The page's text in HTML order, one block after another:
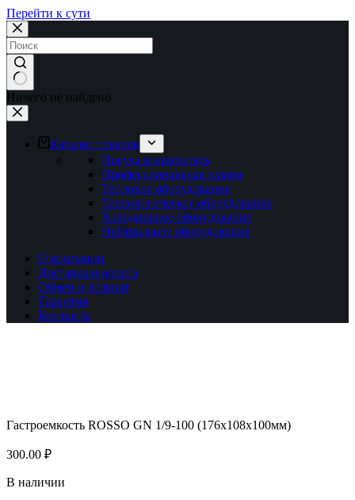
Перейти к сути
Ничего не найдено
Каталог товаров
Посуда и инвентарь
Профессиональная химия
Тепловое оборудование
Технологическое оборудование
Холодильное оборудование
Нейтральное оборудование
О компании
Доставка и оплата
Обмен и возврат
Гарантия
Контакты
Гастроемкость ROSSO GN 1/9-100 (176х108х100мм)
300.00 ₽
В наличии